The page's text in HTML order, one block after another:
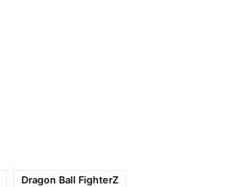
Dragon Ball FighterZ